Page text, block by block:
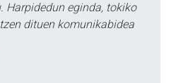
Harpidedun eginda, tokiko
dituen komunikabidea